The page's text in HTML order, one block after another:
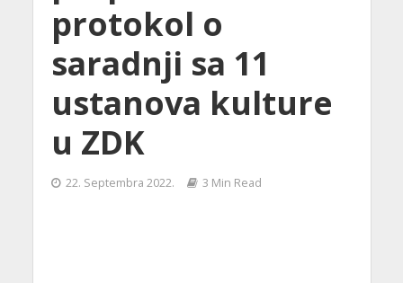
protokol o
saradnji sa 11
ustanova kulture
u ZDK
22. Septembra 2022. 3 Min Read